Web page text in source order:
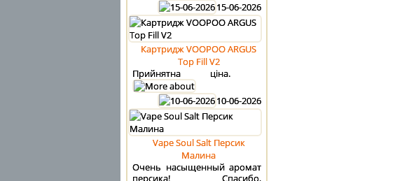
15-06-2026
Картридж VOOPOO ARGUS
Top Fill V2
Прийнятна ціна.
10-06-2026
Vape Soul Salt Персик
Малина
Очень насыщенный аромат
персика! Спасибо,